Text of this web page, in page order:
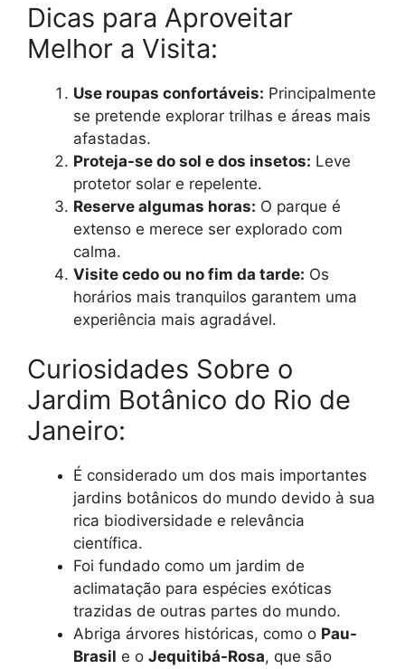
Dicas para Aproveitar
Melhor a Visita:
Use roupas confortáveis: Principalmente
se pretende explorar trilhas e áreas mais
afastadas.
Proteja-se do sol e dos insetos: Leve
protetor solar e repelente.
Reserve algumas horas: O parque é
extenso e merece ser explorado com
calma.
Visite cedo ou no fim da tarde: Os
horários mais tranquilos garantem uma
experiência mais agradável.
Curiosidades Sobre o
Jardim Botânico do Rio de
Janeiro:
É considerado um dos mais importantes
jardins botânicos do mundo devido à sua
rica biodiversidade e relevância
científica.
Foi fundado como um jardim de
aclimatação para espécies exóticas
trazidas de outras partes do mundo.
Abriga árvores históricas, como o Pau-
Brasil e o Jequitibá-Rosa, que são